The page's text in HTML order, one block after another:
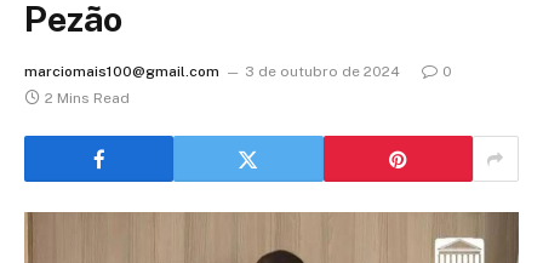
Pezão
marciomais100@gmail.com 3 de outubro de 2024
0
2 Mins Read